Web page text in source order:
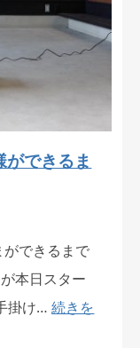
できるま
できるまで
本日スター
掛け…続きを